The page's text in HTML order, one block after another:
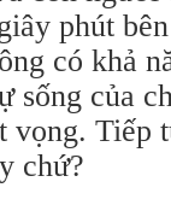
phút
có khả
sống của
vọng. Tiếp
chứ?